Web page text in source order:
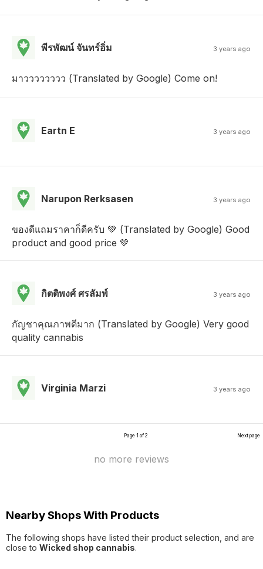
พีรพัฒน์ จันทร์อิ่ม 3 years ago
มาวววววววว (Translated by Google) Come on!
Eartn E 3 years ago
Narupon Rerksasen 3 years ago
ของดีแถมราคาก็ดีครับ 💚 (Translated by Google) Good
product and good price 💚
กิตติพงศ์ ศรลัมพ์ 3 years ago
กัญชาคุณภาพดีมาก (Translated by Google) Very good
quality cannabis
Virginia Marzi 3 years ago
Page 1 of 2 Next page
no more reviews
Nearby Shops With Products
The following shops have listed their product selection, and are
close to Wicked shop cannabis.